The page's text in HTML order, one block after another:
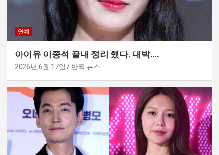
연예
아이유 이종석 끝내 정리 했다. 대박….
2026년 6월 17일 반짝 뉴스